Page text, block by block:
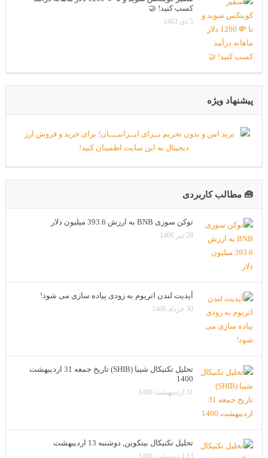
کسب کنید! 🤝
5 دی 1403
پیشنهاد ویژه
🧰 مطالب کاربردی
توکن سوزی BNB به ارزش 393.6 میلیون دلار
28 تیر 1400
آپدیت لندن اتریوم به زودی پیاده سازی می شود!
30 خرداد 1400
تحلیل تکنیکال شیبا (SHIB) تاریخ جمعه 31 اردیبهشت
1400
31 اردیبهشت 1400
تحلیل تکنیکال بیتکوین, دوشنبه 13 اردیبهشت